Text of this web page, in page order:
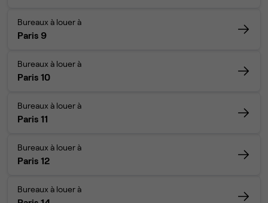
Bureaux à louer à
Paris 9
Bureaux à louer à
Paris 10
Bureaux à louer à
Paris 11
Bureaux à louer à
Paris 12
Bureaux à louer à